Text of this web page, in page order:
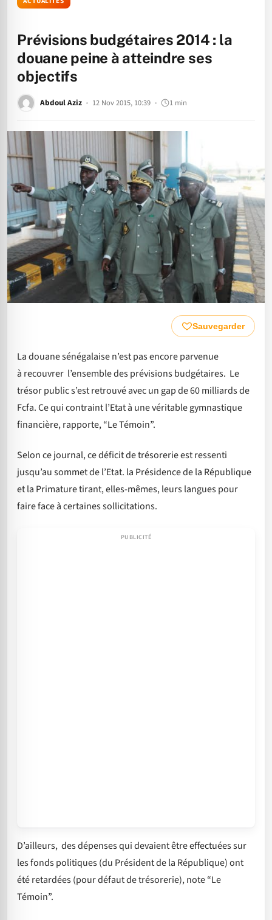
Prévisions budgétaires 2014 : la
douane peine à atteindre ses
objectifs
Abdoul Aziz 12 Nov 2015, 10:39 1 min
Sauvegarder
La douane sénégalaise n’est pas encore parvenue
à recouvrer l’ensemble des prévisions budgétaires. Le
trésor public s’est retrouvé avec un gap de 60 milliards de
Fcfa. Ce qui contraint l’Etat à une véritable gymnastique
financière, rapporte, “Le Témoin”.
Selon ce journal, ce déficit de trésorerie est ressenti
jusqu’au sommet de l’Etat. la Présidence de la République
et la Primature tirant, elles-mêmes, leurs langues pour
faire face à certaines sollicitations.
D’ailleurs, des dépenses qui devaient être effectuées sur
les fonds politiques (du Président de la République) ont
été retardées (pour défaut de trésorerie), note “Le
Témoin”.